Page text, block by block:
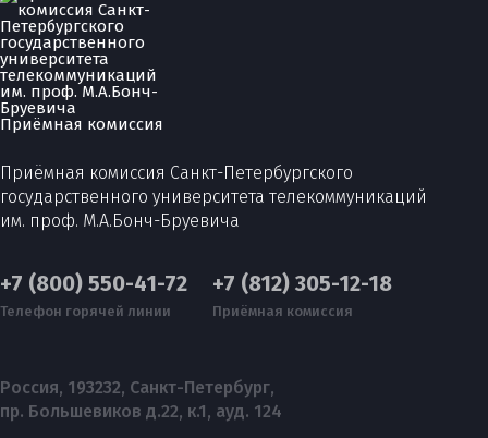
Приёмная комиссия
Приёмная комиссия Санкт-Петербургского
государственного университета телекоммуникаций
им. проф. М.А.Бонч-Бруевича
+7 (800) 550-41-72
Телефон горячей линии
+7 (812) 305-12-18
Приёмная комиссия
Россия, 193232, Санкт-Петербург,
пр. Большевиков д.22, к.1, ауд. 124